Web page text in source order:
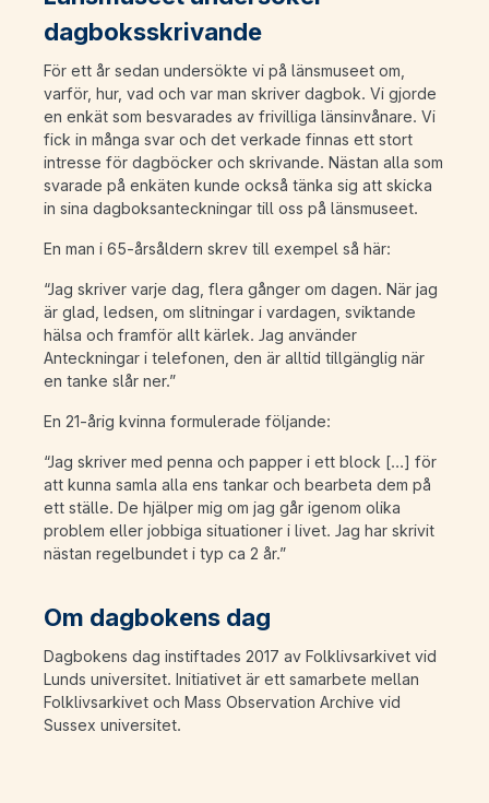
dagboksskrivande
För ett år sedan undersökte vi på länsmuseet om,
varför, hur, vad och var man skriver dagbok. Vi gjorde
en enkät som besvarades av frivilliga länsinvånare. Vi
fick in många svar och det verkade finnas ett stort
intresse för dagböcker och skrivande. Nästan alla som
svarade på enkäten kunde också tänka sig att skicka
in sina dagboksanteckningar till oss på länsmuseet.
En man i 65-årsåldern skrev till exempel så här:
“Jag skriver varje dag, flera gånger om dagen. När jag
är glad, ledsen, om slitningar i vardagen, sviktande
hälsa och framför allt kärlek. Jag använder
Anteckningar i telefonen, den är alltid tillgänglig när
en tanke slår ner.”
En 21-årig kvinna formulerade följande:
“Jag skriver med penna och papper i ett block […] för
att kunna samla alla ens tankar och bearbeta dem på
ett ställe. De hjälper mig om jag går igenom olika
problem eller jobbiga situationer i livet. Jag har skrivit
nästan regelbundet i typ ca 2 år.”
Om dagbokens dag
Dagbokens dag instiftades 2017 av Folklivsarkivet vid
Lunds universitet. Initiativet är ett samarbete mellan
Folklivsarkivet och Mass Observation Archive vid
Sussex universitet.